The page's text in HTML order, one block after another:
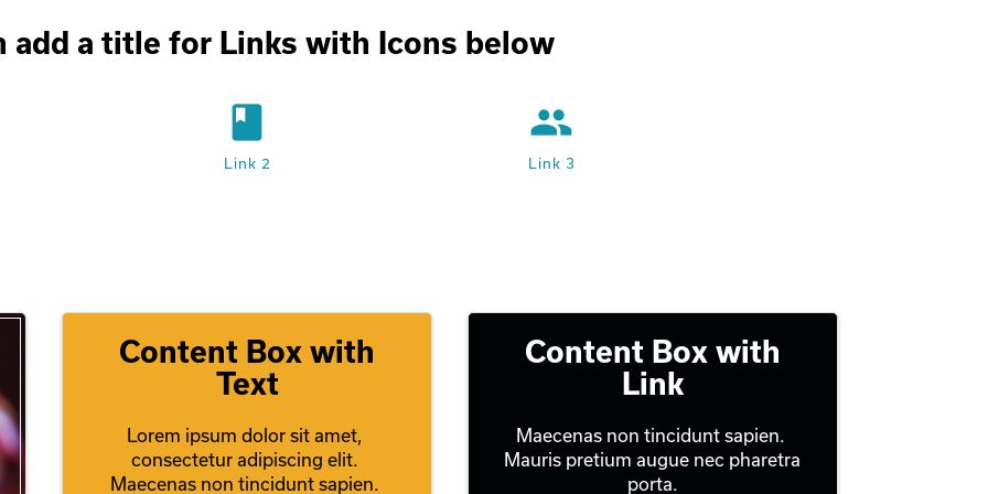
add a title for Links with Icons below
book
Link 2
people
Link 3
Content Box with
Text
Lorem ipsum dolor sit amet,
consectetur adipiscing elit.
Maecenas non tincidunt sapien.
Content Box with
Link
Maecenas non tincidunt sapien.
Mauris pretium augue nec pharetra
porta.